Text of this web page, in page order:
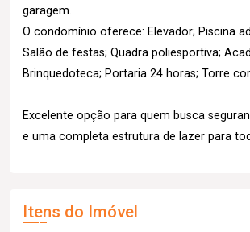
garagem.
O condomínio oferece: Elevador; Piscina
Salão de festas; Quadra poliesportiva;
Brinquedoteca; Portaria 24 horas; Torre
Excelente opção para quem busca
e uma completa estrutura de lazer para
Itens do Imóvel